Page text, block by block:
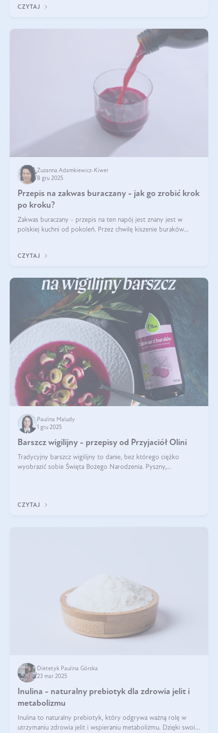
CZYTAJ
Zuzanna Adamkiewicz-Kiwer
8 gru 2025
Przepis na zakwas buraczany - jak go zrobić krok
po kroku?
Zakwas buraczany - przepis na ten napój jest znany jest w
polskiej kuchni od pokoleń. Przez chwilę kiszenie buraków
CZYTAJ
Paulina Maludy
1 gru 2025
Barszcz wigilijny - przepisy od Przyjaciół Olini
Tradycyjny barszcz wigilijny to danie, bez którego ciężko
wyobrazić sobie Święta Bożego Narodzenia. Pyszny,
CZYTAJ
Dietetyk Paulina Górska
23 mar 2025
Inulina - naturalny prebiotyk dla zdrowia jelit i
metabolizmu
Inulina to naturalny prebiotyk, który odgrywa ważną rolę w
utrzymaniu zdrowia jelit i wspieraniu metabolizmu. Dzięki swoim